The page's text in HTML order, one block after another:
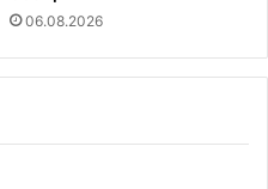
06.08.2026